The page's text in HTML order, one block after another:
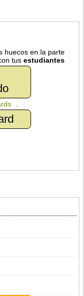
huecos en la parte
tusestudiantes